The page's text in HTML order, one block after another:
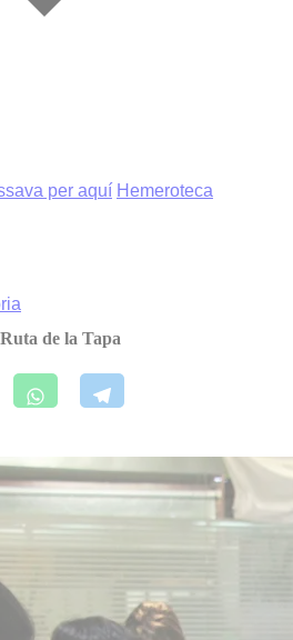
per aquí Hemeroteca
de la Tapa